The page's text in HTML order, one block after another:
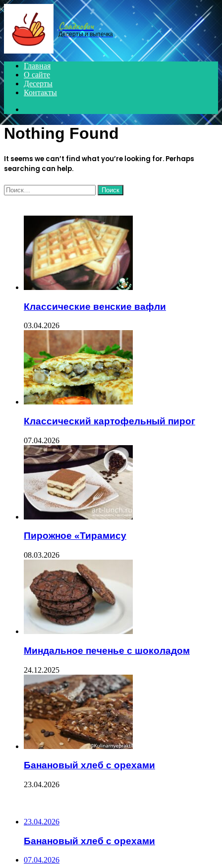
Menu
Сладкович
Десерты и выпечка
Главная
О сайте
Десерты
Контакты
Nothing Found
It seems we can’t find what you’re looking for. Perhaps
searching can help.
Найти:
Классические венские вафли
03.04.2026
Классический картофельный пирог
07.04.2026
Пирожное «Тирамису
08.03.2026
Миндальное печенье с шоколадом
24.12.2025
Банановый хлеб с орехами
23.04.2026
23.04.2026
Банановый хлеб с орехами
07.04.2026